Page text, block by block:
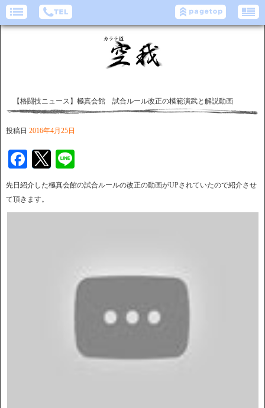
【格闘技ニュース】極真会館 試合ルール改正の模範演武と解説動画
投稿日 2016年4月25日
Facebook
Twitter
先日紹介した極真会館の試合ルールの改正の動画がUPされていたので紹介させ
て頂きます。